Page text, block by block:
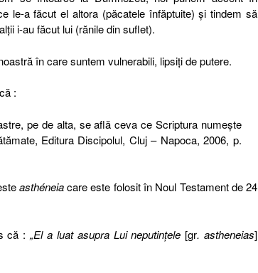
le-a făcut el altora (păcatele înfăptuite) şi tindem să
i-au făcut lui (rănile din suflet).
în care suntem vulnerabili, lipsiţi de putere.
:
pe de alta, se află ceva ce Scriptura numeşte
Editura Discipolul, Cluj – Napoca, 2006, p.
asthéneiacare este folosit în Noul Testament de 24
că :„El a luat asupra Lui neputinţele [gr. astheneias]